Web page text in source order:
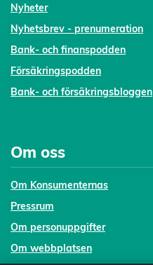
Nyheter
Nyhetsbrev - prenumeration
Bank- och finanspodden
Försäkringspodden
Bank- och försäkringsbloggen
Om oss
Om Konsumenternas
Pressrum
Om personuppgifter
Om webbplatsen